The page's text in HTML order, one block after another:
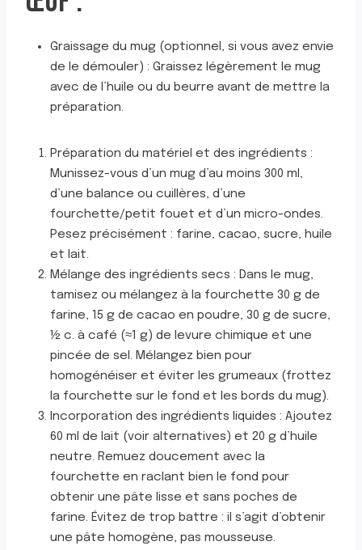
Graissage du mug (optionnel, si vous avez envie
de le démouler) : Graissez légèrement le mug
avec de l’huile ou du beurre avant de mettre la
préparation.
Préparation du matériel et des ingrédients :
Munissez-vous d’un mug d’au moins 300 ml,
d’une balance ou cuillères, d’une
fourchette/petit fouet et d’un micro-ondes.
Pesez précisément : farine, cacao, sucre, huile
et lait.
Mélange des ingrédients secs : Dans le mug,
tamisez ou mélangez à la fourchette 30 g de
farine, 15 g de cacao en poudre, 30 g de sucre,
½ c. à café (≈1 g) de levure chimique et une
pincée de sel. Mélangez bien pour
homogénéiser et éviter les grumeaux (frottez
la fourchette sur le fond et les bords du mug).
Incorporation des ingrédients liquides : Ajoutez
60 ml de lait (voir alternatives) et 20 g d’huile
neutre. Remuez doucement avec la
fourchette en raclant bien le fond pour
obtenir une pâte lisse et sans poches de
farine. Évitez de trop battre : il s’agit d’obtenir
une pâte homogène, pas mousseuse.